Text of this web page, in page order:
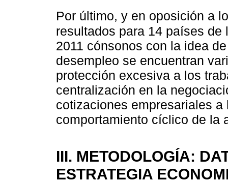
Por último, y en oposición a
resultados para 14 países
2011 cónsonos con la idea
desempleo se encuentran
protección excesiva a los
centralización en la
cotizaciones empresariales
comportamiento cíclico de la
III. METODOLOGÍA:
ESTRATEGIA